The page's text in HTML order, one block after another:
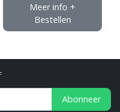
Meer info +
Bestellen
Abonneer